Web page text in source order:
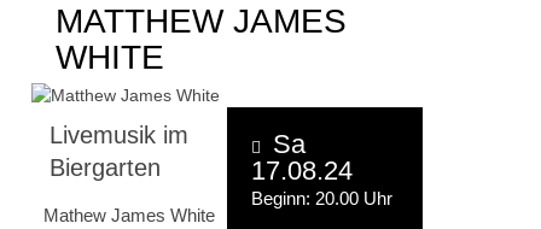
MATTHEW JAMES
WHITE
Livemusik im
Biergarten
Mathew James White
Sa
17.08.24
Beginn: 20.00 Uhr